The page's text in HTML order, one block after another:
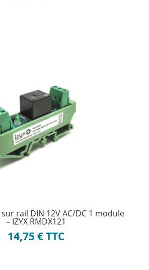
rail DIN 12V AC/DC 1 module
– IZYX RMDX121
14,75€TTC